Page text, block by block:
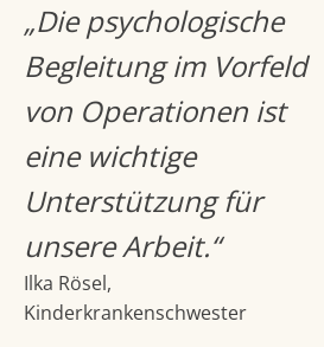
„Die psychologische
Begleitung im Vorfeld
von Operationen ist
eine wichtige
Unterstützung für
unsere Arbeit.“
Ilka Rösel,
Kinderkrankenschwester